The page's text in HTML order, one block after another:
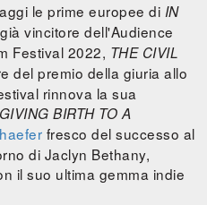
le prime europee di IN
vincitore dell'Audience
Festival 2022, THE CIVIL
del premio della giuria allo
rinnova la sua
GIVING BIRTH TO A
fresco del successo al
di Jaclyn Bethany,
il suo ultima gemma indie